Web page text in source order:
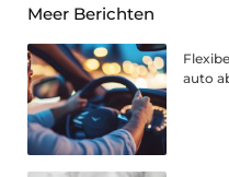
Meer Berichten
auto